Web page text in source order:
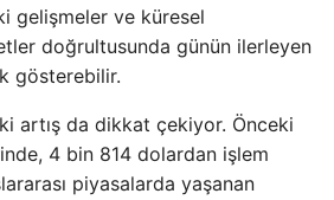
gelişmeler ve küresel
doğrultusunda günün ilerleyen
gösterebilir.
artış da dikkat çekiyor. Önceki
4 bin 814 dolardan işlem
piyasalarda yaşanan